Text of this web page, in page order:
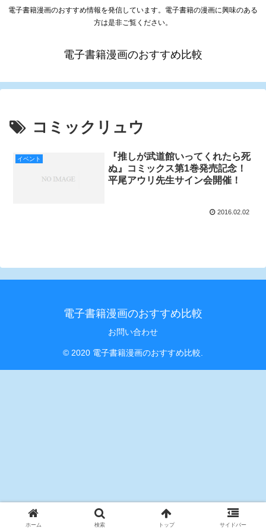
電子書籍漫画のおすすめ情報を発信しています。電子書籍の漫画に興味のある
方は是非ご覧ください。
電子書籍漫画のおすすめ比較
コミックリュウ
イベント
『推しが武道館いってくれたら死
ぬ』コミックス第1巻発売記念！
平尾アウリ先生サイン会開催！
2016.02.02
電子書籍漫画のおすすめ比較
お問い合わせ
© 2020 電子書籍漫画のおすすめ比較.
ホーム 検索 トップ サイドバー